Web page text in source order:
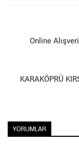
Online
KARAKÖPRÜ
YORUMLAR